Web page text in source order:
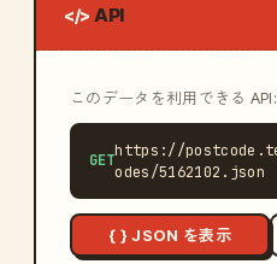
</> API
このデータを利用できる API:
GET
https://
odes/5162102.json
{ } JSON を表示